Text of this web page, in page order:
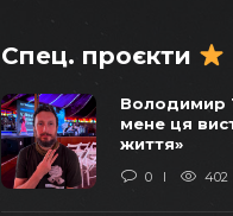
Віктор
продаж
Спец. проєкти
Володимир
мене ця
життя»
0 402